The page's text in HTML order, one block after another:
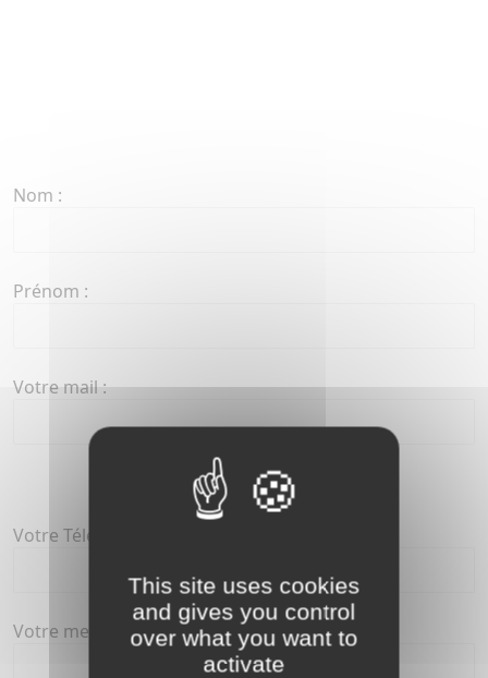
Nom :
Prénom :
Votre mail :
Votre Téléphone :
Votre message
This site uses cookies
and gives you control
over what you want to
activate